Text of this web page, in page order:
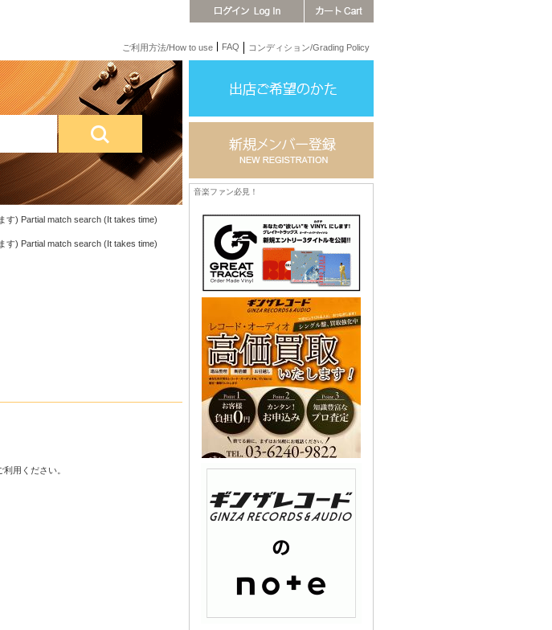
ご利用方法/How to use FAQ コンディション/Grading Policy
す) Partial match search (It takes time)
す) Partial match search (It takes time)
用ください。
音楽ファン必見！